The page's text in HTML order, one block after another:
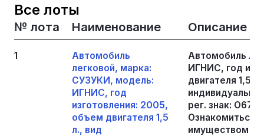
Все лоты
№ лота Наименование Описание
1
Автомобиль
легковой, марка:
СУЗУКИ, модель:
ИГНИС, год
изготовления: 2005,
объем двигателя 1,5
л., вид
Автомобиль
ИГНИС, год
двигателя 1,5
рег. знак:
Ознакомиться
имуществом и